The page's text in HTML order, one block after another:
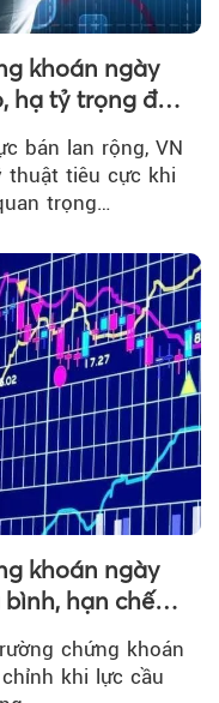
khoán ngày
hạ tỷ trọng đòn
bán lan rộng, VN
thuật tiêu cực khi
trọng…
khoán ngày
hạn chế
chứng khoán
khi lực cầu